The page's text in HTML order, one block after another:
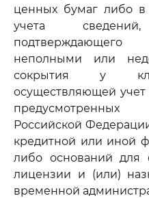
ценных бумаг либо в
учета
неполными или
сокрытия у
осуществляющей
предусмотренных
Российской
кредитной или иной
либо оснований для
лицензии и (или)
временной